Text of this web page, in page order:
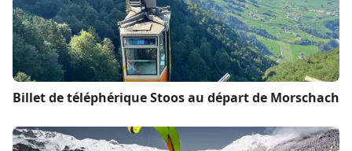
Billet de téléphérique Stoos au départ de Morschach